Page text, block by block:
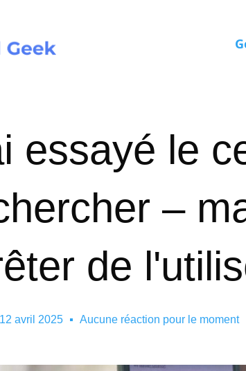
essayé le
–
de
12 avril 2025 Aucune réaction pour le moment